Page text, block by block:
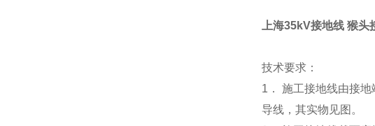
上海35kV接地线 猴
技术要求：
1． 施工接地线由接
导线，其实物见图。